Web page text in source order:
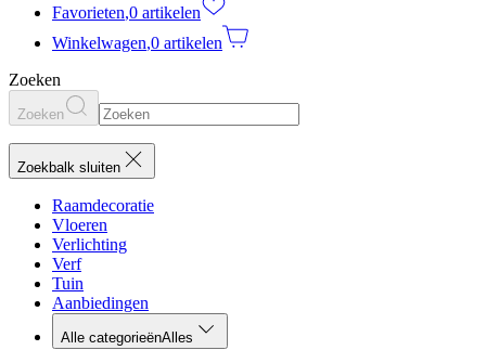
Favorieten,0 artikelen
Winkelwagen,0 artikelen
Zoeken
Zoeken
Zoekbalk sluiten
Raamdecoratie
Vloeren
Verlichting
Verf
Tuin
Aanbiedingen
Alle categorieënAlles